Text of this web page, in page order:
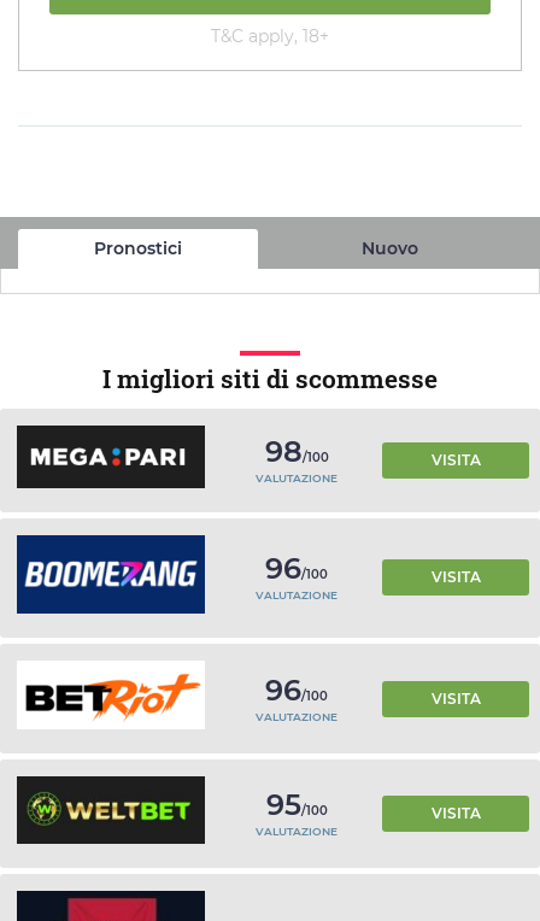
T&C apply, 18+
Pronostici Nuovo
I migliori siti di scommesse
98/100
VALUTAZIONE
VISITA
96/100
VALUTAZIONE
VISITA
96/100
VALUTAZIONE
VISITA
95/100
VALUTAZIONE
VISITA